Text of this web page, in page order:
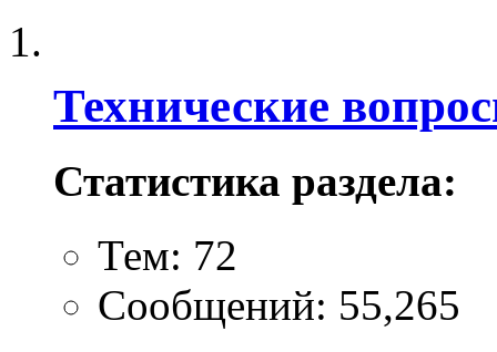
Технические
Статистика раздела:
Тем: 72
Сообщений: 55,265